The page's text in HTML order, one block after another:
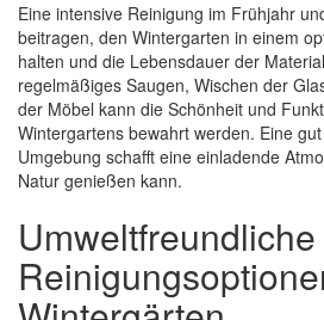
Eine intensive Reinigung im Frühjahr
beitragen, den Wintergarten in einem
halten und die Lebensdauer der
regelmäßiges Saugen, Wischen der
der Möbel kann die Schönheit und
Wintergartens bewahrt werden. Eine
Umgebung schafft eine einladende
Natur genießen kann.
Umweltfreundliche